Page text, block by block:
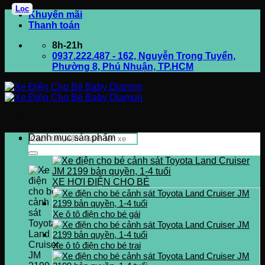
Bỏ
qua
dung
Khuyến mãi
Thanh toán
8h-21h
0937.222.487 - 162, Nguyễn Trọng Tuyển,
Phường 8, Phú Nhuận, TP.HCM
Tìm
kiếm:
Danh mục sản phẩm
XE HƠI ĐIỆN CHO BÉ
Xe ô tô điện cho bé gái
Xe ô tô điện cho bé trai
Lọc